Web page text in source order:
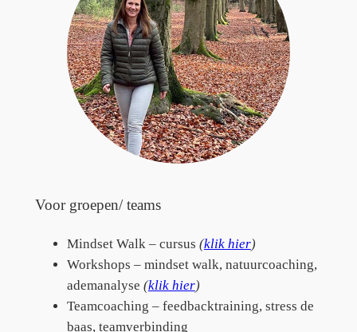
Voor groepen/ teams
Mindset Walk – cursus (klik hier)
Workshops – mindset walk, natuurcoaching,
ademanalyse (klik hier)
Teamcoaching – feedbacktraining, stress de
baas, teamverbinding